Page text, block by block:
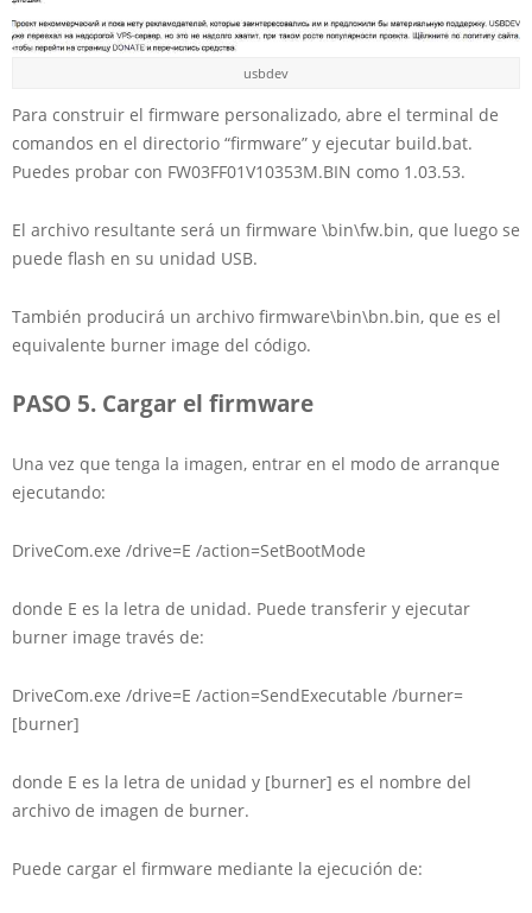
usbdev
Para construir el firmware personalizado, abre el terminal de
comandos en el directorio “firmware” y ejecutar build.bat.
Puedes probar con FW03FF01V10353M.BIN como 1.03.53.
El archivo resultante será un firmware \bin\fw.bin, que luego se
puede flash en su unidad USB.
También producirá un archivo firmware\bin\bn.bin, que es el
equivalente burner image del código.
PASO 5. Cargar el firmware
Una vez que tenga la imagen, entrar en el modo de arranque
ejecutando:
DriveCom.exe /drive=E /action=SetBootMode
donde E es la letra de unidad. Puede transferir y ejecutar
burner image través de:
DriveCom.exe /drive=E /action=SendExecutable /burner=
[burner]
donde E es la letra de unidad y [burner] es el nombre del
archivo de imagen de burner.
Puede cargar el firmware mediante la ejecución de: